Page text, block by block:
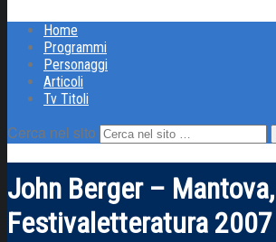
Home
Programmi
Personaggi
Articoli
Tv Titoli
Cerca nel sito
John Berger – Mantova,
Festivaletteratura 2007